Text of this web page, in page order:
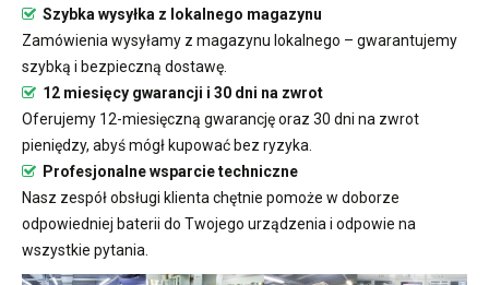
Szybka wysyłka z lokalnego magazynu
Zamówienia wysyłamy z magazynu lokalnego – gwarantujemy
szybką i bezpieczną dostawę.
12 miesięcy gwarancji i 30 dni na zwrot
Oferujemy 12-miesięczną gwarancję oraz 30 dni na zwrot
pieniędzy, abyś mógł kupować bez ryzyka.
Profesjonalne wsparcie techniczne
Nasz zespół obsługi klienta chętnie pomoże w doborze
odpowiedniej baterii do Twojego urządzenia i odpowie na
wszystkie pytania.